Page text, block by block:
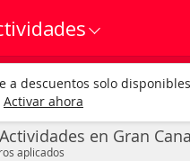
provincia
Cualquier fecha
en Gran
aplicados
a descuentos solo
Activar ahora